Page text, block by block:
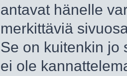
antavat hänelle
merkittäviä
Se on kuitenkin jo
ei ole